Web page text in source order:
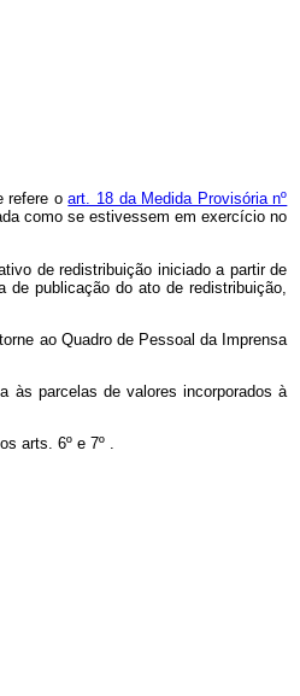
refere oart. 18 da Medida Provisória nº
como se estivessem em exercício no
de redistribuição iniciado a partir de
publicação do ato de redistribuição,
ao Quadro de Pessoal da Imprensa
às parcelas de valores incorporados à
arts. 6º e 7º .